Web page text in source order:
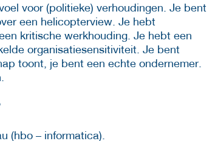
voor (politieke) verhoudingen. Je bent
een helicopterview. Je hebt
kritische werkhouding. Je hebt een
organisatiesensitiviteit. Je bent
toont, je bent een echte ondernemer.
(hbo – informatica).